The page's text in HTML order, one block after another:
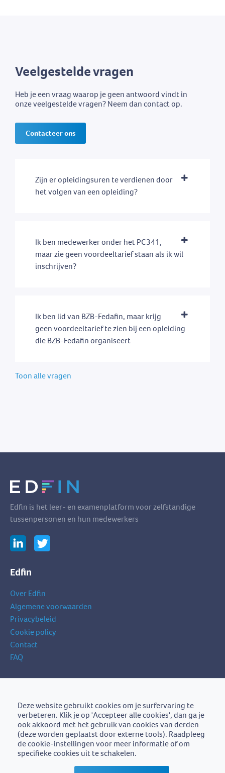
Veelgestelde vragen
Heb je een vraag waarop je geen antwoord vindt in
onze veelgestelde vragen? Neem dan contact op.
Contacteer ons
Zijn er opleidingsuren te verdienen door
het volgen van een opleiding?
Ik ben medewerker onder het PC341,
maar zie geen voordeeltarief staan als ik wil
inschrijven?
Ik ben lid van BZB-Fedafin, maar krijg
geen voordeeltarief te zien bij een opleiding
die BZB-Fedafin organiseert
Toon alle vragen
Edfin is het leer- en examenplatform voor zelfstandige
tussenpersonen en hun medewerkers
Edfin
Over Edfin
Algemene voorwaarden
Privacybeleid
Cookie policy
Contact
FAQ
Schrijf je in op onze nieuwsbrief
mailadres
Schrijf je in
BZB-Fedafin
Deze website gebruikt cookies om je surfervaring te
verbeteren. Klik je op 'Accepteer alle cookies', dan ga je
ook akkoord met het gebruik van cookies van derden
(deze worden geplaatst door externe tools). Raadpleeg
de cookie-instellingen voor meer informatie of om
specifieke cookies uit te schakelen.